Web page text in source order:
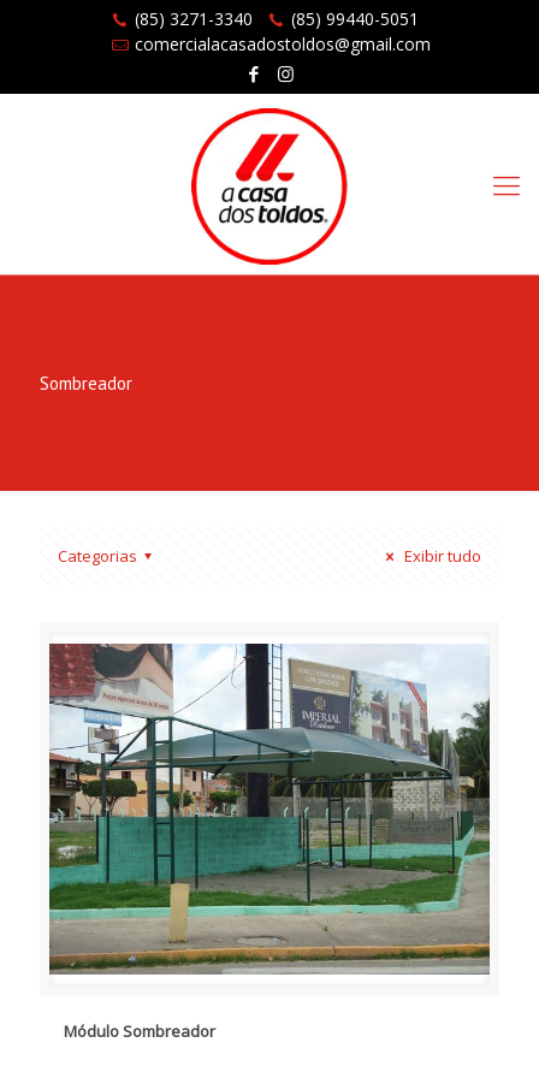
(85) 3271-3340
(85) 99440-5051
comercialacasadostoldos@gmail.com
Sombreador
Categorias Exibir tudo
Módulo Sombreador